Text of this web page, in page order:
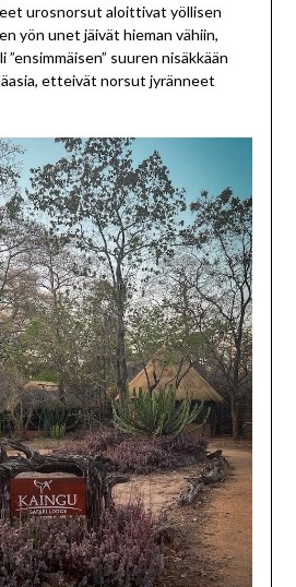
urosnorsut aloittivat yöllisen
yön unet jäivät hieman vähiin,
”ensimmäisen” suuren nisäkkään
etteivät norsut jyränneet